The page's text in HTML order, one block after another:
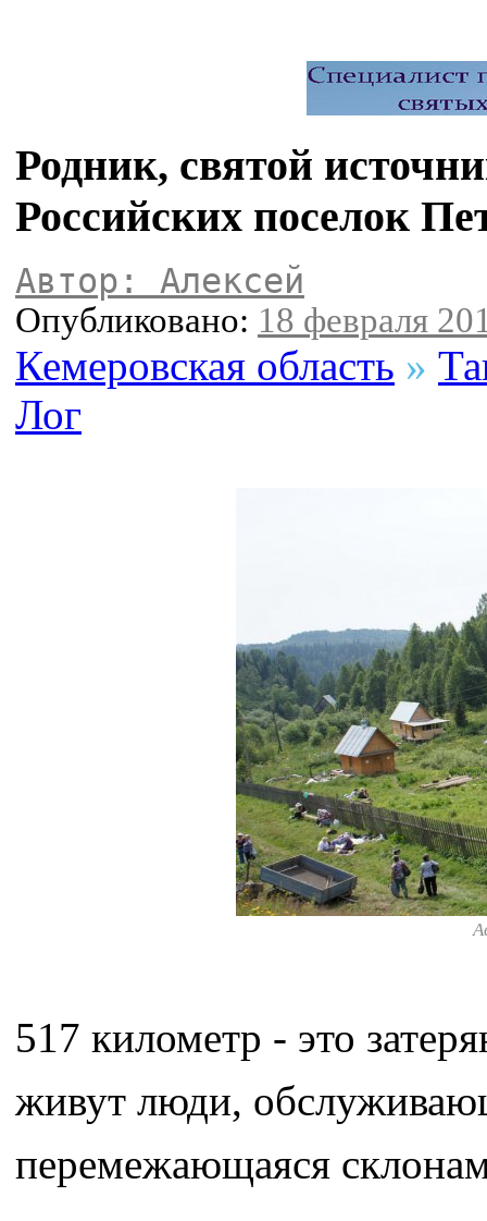
Родник, святой
Российских поселок
Автор: Алексей
Опубликовано: 18 февраля
Кемеровская область »
Лог
517 километр - это
живут люди,
перемежающаяся